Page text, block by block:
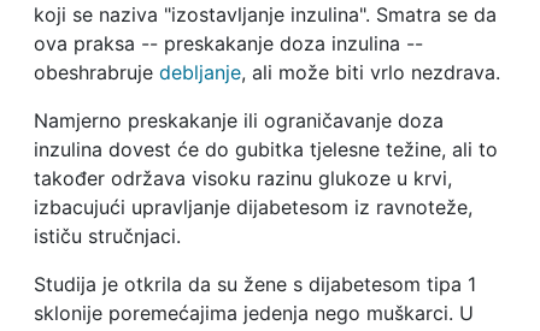
koji se naziva "izostavljanje inzulina". Smatra se da
ova praksa -- preskakanje doza inzulina --
obeshrabruje debljanje, ali može biti vrlo nezdrava.
Namjerno preskakanje ili ograničavanje doza
inzulina dovest će do gubitka tjelesne težine, ali to
također održava visoku razinu glukoze u krvi,
izbacujući upravljanje dijabetesom iz ravnoteže,
ističu stručnjaci.
Studija je otkrila da su žene s dijabetesom tipa 1
sklonije poremećajima jedenja nego muškarci. U